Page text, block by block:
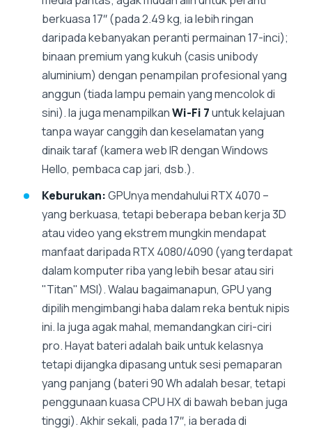
berkuasa 17″ (pada 2.49 kg, ia lebih ringan
daripada kebanyakan peranti permainan 17-inci);
binaan premium yang kukuh (casis unibody
aluminium) dengan penampilan profesional yang
anggun (tiada lampu pemain yang mencolok di
sini). Ia juga menampilkanWi-Fi 7untuk kelajuan
tanpa wayar canggih dan keselamatan yang
dinaik taraf (kamera web IR dengan Windows
Hello, pembaca cap jari, dsb.).
Keburukan:GPUnya mendahului RTX 4070 –
yang berkuasa, tetapi beberapa beban kerja 3D
atau video yang ekstrem mungkin mendapat
manfaat daripada RTX 4080/4090 (yang terdapat
dalam komputer riba yang lebih besar atau siri
"Titan" MSI). Walau bagaimanapun, GPU yang
dipilih mengimbangi haba dalam reka bentuk nipis
ini. Ia juga agak mahal, memandangkan ciri-ciri
pro. Hayat bateri adalah baik untuk kelasnya
tetapi dijangka dipasang untuk sesi pemaparan
yang panjang (bateri 90 Wh adalah besar, tetapi
penggunaan kuasa CPU HX di bawah beban juga
tinggi). Akhir sekali, pada 17″, ia berada di